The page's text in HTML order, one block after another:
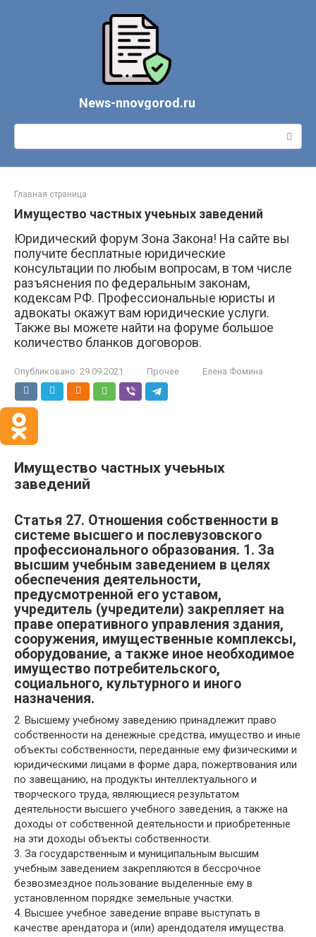
News-nnovgorod.ru
Поиск:
Главная страница
Имущество частных учеьных заведений
Юридический форум Зона Закона! На сайте вы
получите бесплатные юридические
консультации по любым вопросам, в том числе
разъяснения по федеральным законам,
кодексам РФ. Профессиональные юристы и
адвокаты окажут вам юридические услуги.
Также вы можете найти на форуме большое
количество бланков договоров.
Опубликовано: 29.09.2021 Прочее Елена Фомина
Имущество частных учеьных
заведений
Статья 27. Отношения собственности в
системе высшего и послевузовского
профессионального образования. 1. За
высшим учебным заведением в целях
обеспечения деятельности,
предусмотренной его уставом,
учредитель (учредители) закрепляет на
праве оперативного управления здания,
сооружения, имущественные комплексы,
оборудование, а также иное необходимое
имущество потребительского,
социального, культурного и иного
назначения.
2. Высшему учебному заведению принадлежит право
собственности на денежные средства, имущество и иные
объекты собственности, переданные ему физическими и
юридическими лицами в форме дара, пожертвования или
по завещанию, на продукты интеллектуального и
творческого труда, являющиеся результатом
деятельности высшего учебного заведения, а также на
доходы от собственной деятельности и приобретенные
на эти доходы объекты собственности.
3. За государственным и муниципальным высшим
учебным заведением закрепляются в бессрочное
безвозмездное пользование выделенные ему в
установленном порядке земельные участки.
4. Высшее учебное заведение вправе выступать в
качестве арендатора и (или) арендодателя имущества.